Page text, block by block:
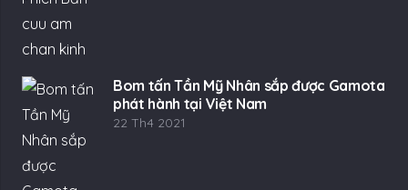
Bom tấn Tần Mỹ Nhân sắp được Gamota
phát hành tại Việt Nam
22 Th4 2021